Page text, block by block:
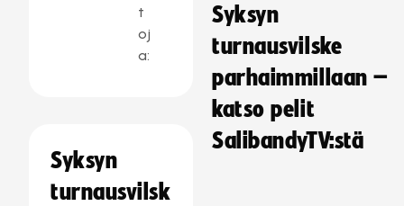
t
oj
a:
Syksyn
turnausvilsk
Syksyn
turnausvilske
parhaimmillaan –
katso pelit
SalibandyTV:stä